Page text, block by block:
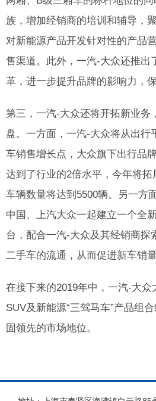
族，增加经销商的培训和辅导，
对新能源产品开发针对性的产品
售渠道。此外，一汽-大众还推出
革，进一步提升品牌的影响力，
第三，一汽-大众还将开拓新业务
盘。一方面，一汽-大众将从出行
车销售增长点，大众旗下出行品
达到了行业的2倍水平，今年将
车辆数量将达到5500辆。另一方
中国、上汽大众一起建立一个全
台，配合一汽-大众及其经销商探
二手车的流通，从而促进新车销量
在接下来的2019年中，一汽-大众
SUV及新能源“三驾马车”产品组
固领先的市场地位。